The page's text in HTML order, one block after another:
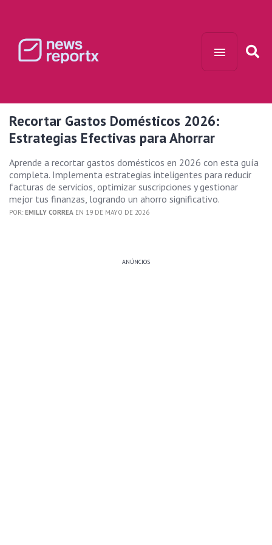
Recortar Gastos Domésticos 2026:
Estrategias Efectivas para Ahorrar
Aprende a recortar gastos domésticos en 2026 con esta guía
completa. Implementa estrategias inteligentes para reducir
facturas de servicios, optimizar suscripciones y gestionar
mejor tus finanzas, logrando un ahorro significativo.
POR: EMILLY CORREA EN 19 DE MAYO DE 2026
ANÚNCIOS